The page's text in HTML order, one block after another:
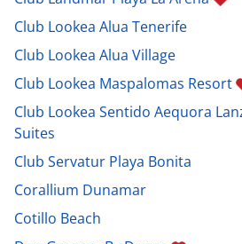
Club Lookea Alua Tenerife
Club Lookea Alua Village
Club Lookea Maspalomas Resort
Club Lookea Sentido Aequora
Suites
Club Servatur Playa Bonita
Corallium Dunamar
Cotillo Beach